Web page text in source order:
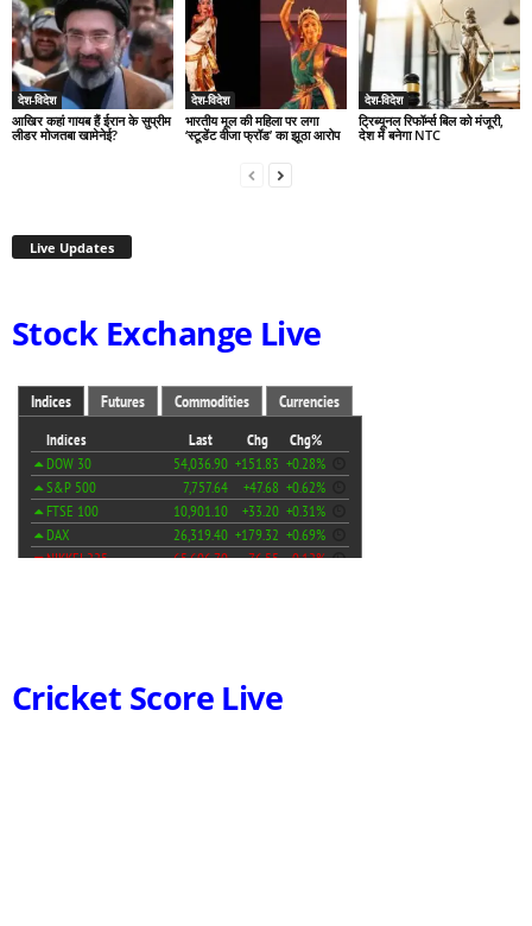
देश-विदेश
आखिर कहां गायब हैं ईरान के सुप्रीम
लीडर मोजतबा खामेनेई?
देश-विदेश
भारतीय मूल की महिला पर लगा
‘स्टूडेंट वीजा फ्रॉड’ का झूठा आरोप
देश-विदेश
ट्रिब्यूनल रिफॉर्म्स बिल को मंजूरी,
देश में बनेगा NTC
Live Updates
Stock Exchange Live
Cricket Score Live